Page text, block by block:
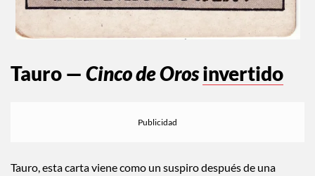
Tauro — Cinco de Orosinvertido
Tauro, esta carta viene como un suspiro después de una